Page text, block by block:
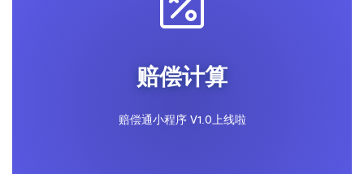
赔偿计算
赔偿通小程序 V1.0上线啦